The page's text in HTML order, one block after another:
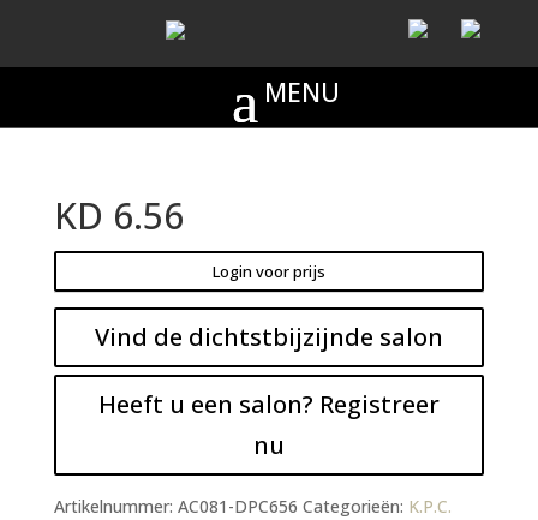
KD 6.56
Login voor prijs
Vind de dichtstbijzijnde salon
Heeft u een salon? Registreer
nu
Artikelnummer: AC081-DPC656 Categorieën: K.P.C.